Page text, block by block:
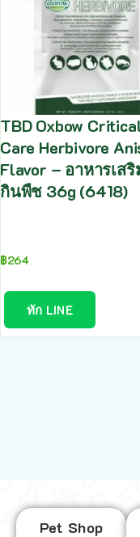
TBD Oxbow
Care Herbivore
Flavor – อาหารเส
กินพืช 36g (6418)
฿264
ทัก LINE
Pet Shop